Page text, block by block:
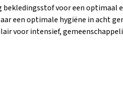
bekledingsstof voor een
een optimale hygiëne in acht
voor intensief,